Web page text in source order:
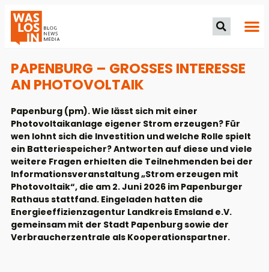
PAPENBURG – GROSSES INTERESSE A
N PHOTOVOLTAIK
Papenburg (pm). Wie lässt sich mit einer
Photovoltaikanlage eigener Strom erzeugen? Für
wen lohnt sich die Investition und welche Rolle spielt
ein Batteriespeicher? Antworten auf diese und viele
weitere Fragen erhielten die Teilnehmenden bei der
Informationsveranstaltung „Strom erzeugen mit
Photovoltaik“, die am 2. Juni 2026 im Papenburger
Rathaus stattfand. Eingeladen hatten die
Energieeffizienzagentur Landkreis Emsland e.V.
gemeinsam mit der Stadt Papenburg sowie der
Verbraucherzentrale als Kooperationspartner.